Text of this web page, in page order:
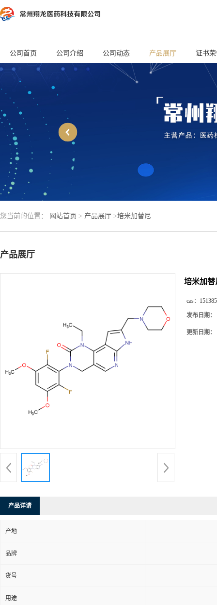
公司首页 公司介绍 公司动态 产品展厅 证书
您当前的位置： 网站首页 > 产品展厅 >培米加替尼
产品展厅
培米加替
cas：
发布日期：
更新日期：
产品详请
产地
品牌
货号
用途